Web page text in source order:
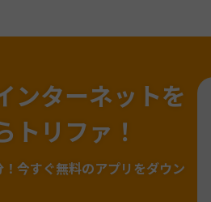
ンターネットを
トリファ！
今すぐ無料のアプリをダウン